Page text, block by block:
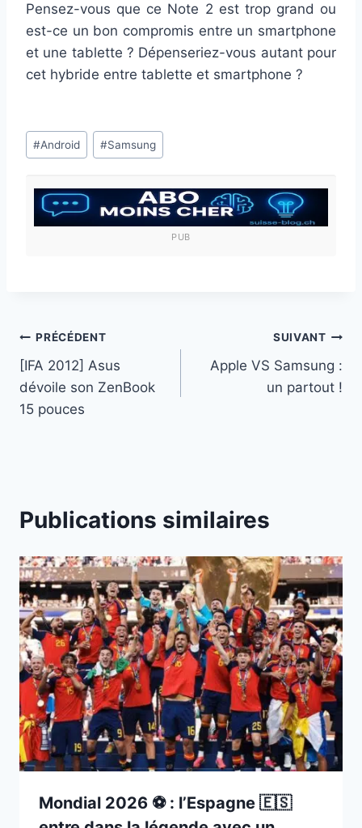
Pensez-vous que ce Note 2 est trop grand ou
est-ce un bon compromis entre un smartphone
et une tablette ? Dépenseriez-vous autant pour
cet hybride entre tablette et smartphone ?
Étiquettes
de
publication :
#Android #Samsung
PUB
Navigation
de
l’article
PRÉCÉDENT
[IFA 2012] Asus
dévoile son ZenBook
15 pouces
SUIVANT
Apple VS Samsung :
un partout !
Publications similaires
Mondial 2026 ⚽️ : l’Espagne 🇪🇸